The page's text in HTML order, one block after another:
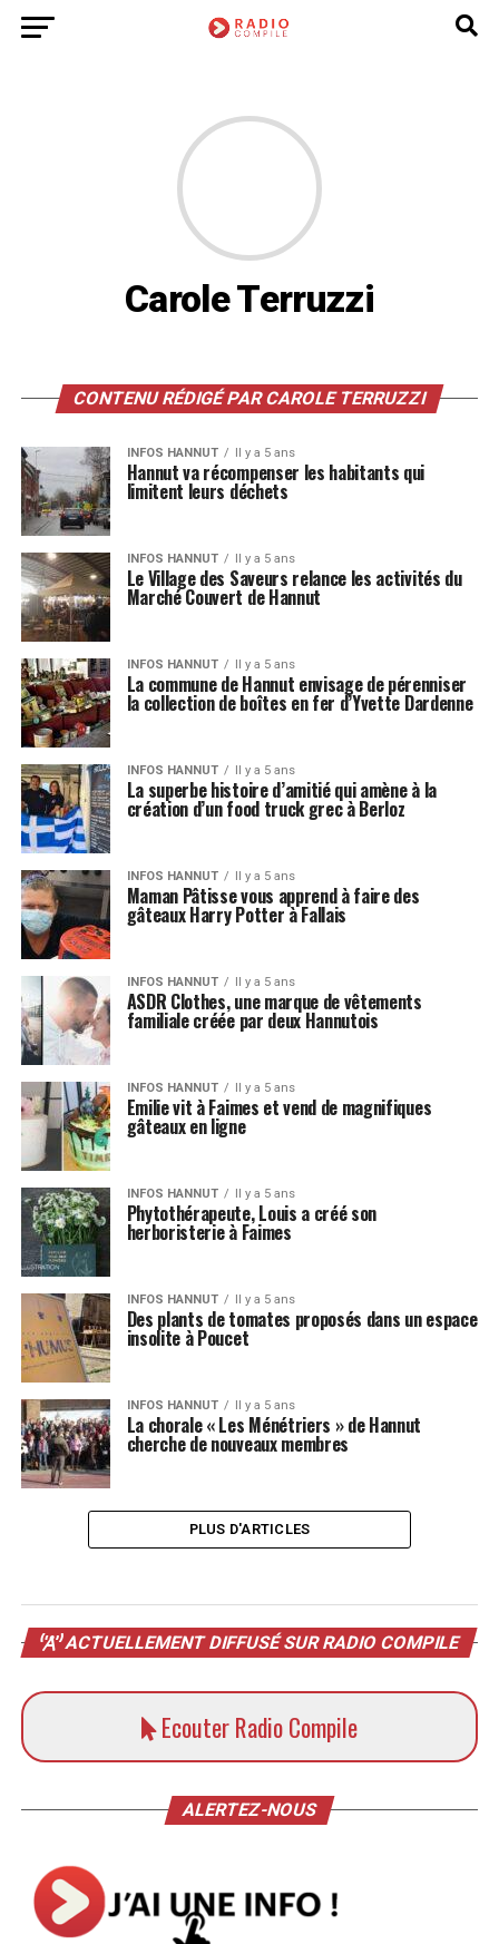
Carole Terruzzi
CONTENU RÉDIGÉ PAR CAROLE TERRUZZI
INFOS HANNUT Il y a 5 ans
Hannut va récompenser les habitants qui
limitent leurs déchets
INFOS HANNUT Il y a 5 ans
Le Village des Saveurs relance les activités du
Marché Couvert de Hannut
INFOS HANNUT Il y a 5 ans
La commune de Hannut envisage de pérenniser
la collection de boîtes en fer d’Yvette Dardenne
INFOS HANNUT Il y a 5 ans
La superbe histoire d’amitié qui amène à la
création d’un food truck grec à Berloz
INFOS HANNUT Il y a 5 ans
Maman Pâtisse vous apprend à faire des
gâteaux Harry Potter à Fallais
INFOS HANNUT Il y a 5 ans
ASDR Clothes, une marque de vêtements
familiale créée par deux Hannutois
INFOS HANNUT Il y a 5 ans
Emilie vit à Faimes et vend de magnifiques
gâteaux en ligne
INFOS HANNUT Il y a 5 ans
Phytothérapeute, Louis a créé son
herboristerie à Faimes
INFOS HANNUT Il y a 5 ans
Des plants de tomates proposés dans un espace
insolite à Poucet
INFOS HANNUT Il y a 5 ans
La chorale « Les Ménétriers » de Hannut
cherche de nouveaux membres
PLUS D'ARTICLES
ACTUELLEMENT DIFFUSÉ SUR RADIO COMPILE
Ecouter Radio Compile
ALERTEZ-NOUS